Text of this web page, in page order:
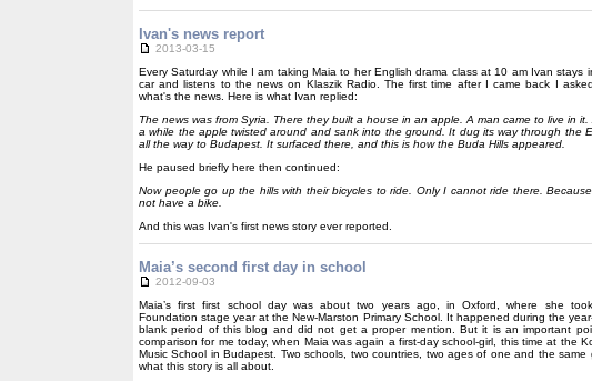
Ivan's news report
2013-03-15
Every Saturday while I am taking Maia to her English drama class at 10 am Ivan stays
car and listens to the news on Klaszik Radio. The first time after I came back I
what's the news. Here is what Ivan replied:
The news was from Syria. There they built a house in an apple. A man came to live in it.
a while the apple twisted around and sank into the ground. It dug its way through the
all the way to Budapest. It surfaced there, and this is how the Buda Hills appeared.
He paused briefly here then continued:
Now people go up the hills with their bicycles to ride. Only I cannot ride there.
not have a bike.
And this was Ivan's first news story ever reported.
Maia’s second first day in school
2012-09-03
Maia’s first first school day was about two years ago, in Oxford, where she
Foundation stage year at the New-Marston Primary School. It happened during the
blank period of this blog and did not get a proper mention. But it is an important
comparison for me today, when Maia was again a first-day school-girl, this time at the
Music School in Budapest. Two schools, two countries, two ages of one and the same
what this story is all about.